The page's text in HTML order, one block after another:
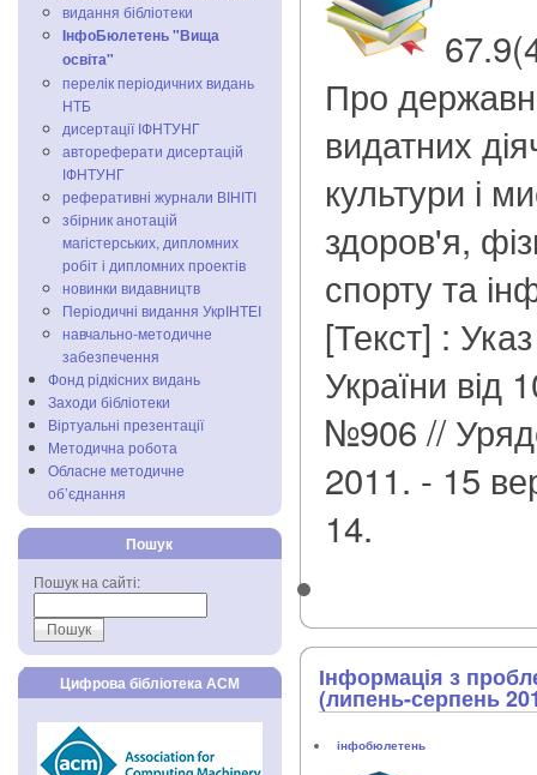
видання бібліотеки
ІнфоБюлетень "Вища
освіта"
перелік періодичних видань
НТБ
дисертації ІФНТУНГ
автореферати дисертацій
ІФНТУНГ
реферативні журнали ВІНІТІ
збірник анотацій
магістерських, дипломних
робіт і дипломних проектів
новинки видавництв
Періодичні видання УкрІНТЕІ
навчально-методичне
забезпечення
Фонд рідкісних видань
Заходи бібліотеки
Віртуальні презентації
Методична робота
Обласне методичне
об’єднання
Пошук
Пошук на сайті:
Цифрова бібліотека АСМ
Про
видатних
культури і
здоров'я,
спорту та
[Текст] :
України від
№906 //
2011. - 15
14.
Інформація з
(липень-серпень
інфобюлетень